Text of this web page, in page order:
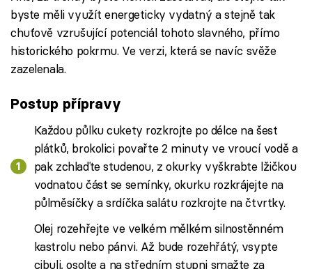
byste měli využít energeticky vydatný a stejně tak
chuťově vzrušující potenciál tohoto slavného, přímo
historického pokrmu. Ve verzi, která se navíc svěže
zazelenala.
Postup přípravy
Každou půlku cukety rozkrojte po délce na šest
plátků, brokolici povařte 2 minuty ve vroucí vodě a
pak zchlaďte studenou, z okurky vyškrabte lžičkou
vodnatou část se semínky, okurku rozkrájejte na
půlměsíčky a srdíčka salátu rozkrojte na čtvrtky.
Olej rozehřejte ve velkém mělkém silnostěnném
kastrolu nebo pánvi. Až bude rozehřátý, vsypte
cibuli, osolte a na středním stupni smažte za